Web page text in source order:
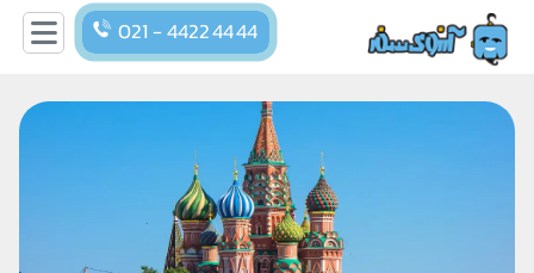
021 - 4422 44 44